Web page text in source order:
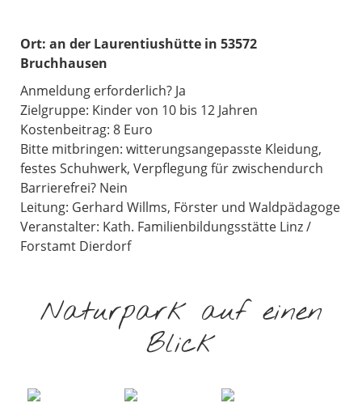
Ort: an der Laurentiushütte in 53572
Bruchhausen
Anmeldung erforderlich? Ja
Zielgruppe: Kinder von 10 bis 12 Jahren
Kostenbeitrag: 8 Euro
Bitte mitbringen: witterungsangepasste Kleidung,
festes Schuhwerk, Verpflegung für zwischendurch
Barrierefrei? Nein
Leitung: Gerhard Willms, Förster und Waldpädagoge
Veranstalter: Kath. Familienbildungsstätte Linz /
Forstamt Dierdorf
Naturpark auf einen
Blick